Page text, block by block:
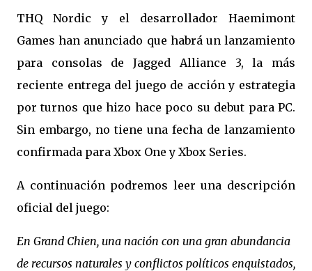
THQ Nordic y el desarrollador Haemimont
Games han anunciado que habrá un lanzamiento
para consolas de Jagged Alliance 3, la más
reciente entrega del juego de acción y estrategia
por turnos que hizo hace poco su debut para PC.
Sin embargo, no tiene una fecha de lanzamiento
confirmada para Xbox One y Xbox Series.
A continuación podremos leer una descripción
oficial del juego:
En Grand Chien, una nación con una gran abundancia
de recursos naturales y conflictos políticos enquistados,